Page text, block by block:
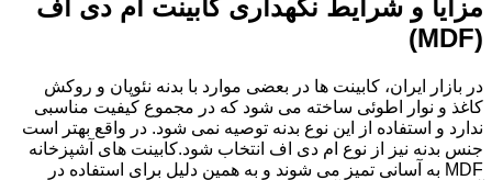
مزایا و شرایط نگهداری کابینت ام دی اف
(MDF)
در بازار ایران، کابینت ها در بعضی موارد با بدنه نئوپان و روکش
کاغذ و نوار اطوئی ساخته می شود که در مجموع کیفیت مناسبی
ندارد و استفاده از این نوع بدنه توصیه نمی شود. در واقع بهتر است
جنس بدنه نیز از نوع ام دی اف انتخاب شود.کابینت های آشپزخانه
MDF به آسانی تمیز می شوند و به همین دلیل برای استفاده در